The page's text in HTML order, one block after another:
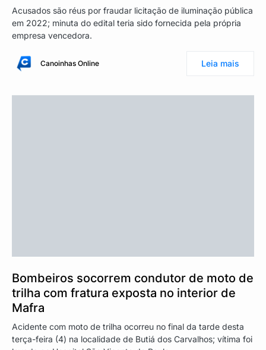
Acusados são réus por fraudar licitação de iluminação pública
em 2022; minuta do edital teria sido fornecida pela própria
empresa vencedora.
Canoinhas Online Leia mais
Bombeiros socorrem condutor de moto de
trilha com fratura exposta no interior de
Mafra
Acidente com moto de trilha ocorreu no final da tarde desta
terça-feira (4) na localidade de Butiá dos Carvalhos; vítima foi